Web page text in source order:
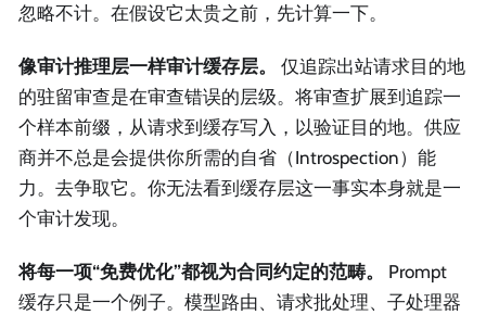
忽略不计。在假设它太贵之前，先计算一下。
像审计推理层一样审计缓存层。
仅追踪出站请求目的地
的驻留审查是在审查错误的层级。将审查扩展到追踪一
个样本前缀，从请求到缓存写入，以验证目的地。供应
商并不总是会提供你所需的自省（Introspection）能
力。去争取它。你无法看到缓存层这一事实本身就是一
个审计发现。
将每一项“免费优化”都视为合同约定的范畴。
Prompt
缓存只是一个例子。模型路由、请求批处理、子处理器